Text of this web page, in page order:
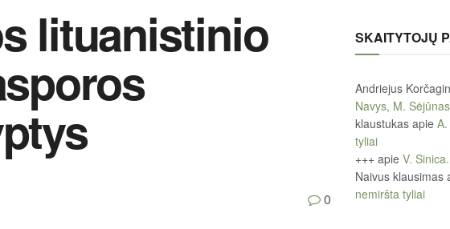
lituanistinio
0
SKAITYTOJŲ
Andriejus
Navys, M.
klaustukas apie
tyliai
+++ apie V.
Naivus klausimas
nemiršta tyliai